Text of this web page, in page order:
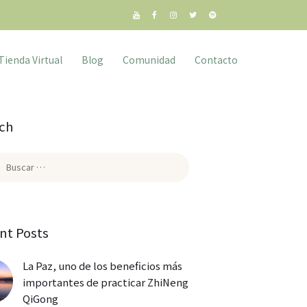
Virtual Blog Comunidad Contacto
Posts
La Paz, uno de los beneficios más
importantes de practicar ZhiNeng
QiGong